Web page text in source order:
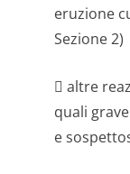
eruzione
Sezione 2)
 altre
quali
e